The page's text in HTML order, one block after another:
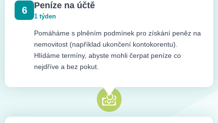
6 Peníze na účtě
1 týden
Pomáháme s plněním podmínek pro získání peněz na
nemovitost (například ukončení kontokorentu).
Hlídáme termíny, abyste mohli čerpat peníze co
nejdříve a bez pokut.